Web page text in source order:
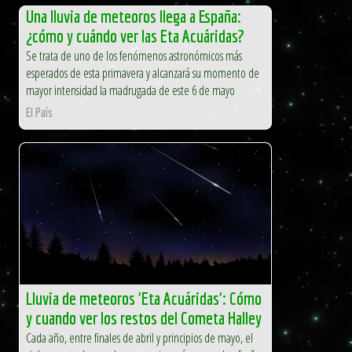
Una lluvia de meteoros llega a España:
¿cómo y cuándo ver las Eta Acuáridas?
Se trata de uno de los fenómenos astronómicos más
esperados de esta primavera y alcanzará su momento de
mayor intensidad la madrugada de este 6 de mayo
El País
Lluvia de meteoros 'Eta Acuáridas': Cómo
y cuando ver los restos del Cometa Halley
Cada año, entre finales de abril y principios de mayo, el